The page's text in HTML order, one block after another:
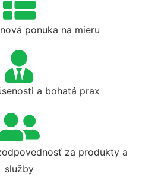
ponuka na mieru
a bohatá prax
za produkty a
služby